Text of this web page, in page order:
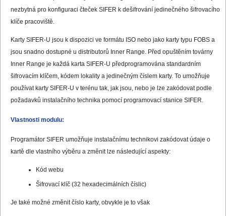
nezbytná pro konfiguraci čteček SIFER k dešifrování jedinečného šifrovacího
klíče pracoviště.
Karty SIFER-U jsou k dispozici ve formátu ISO nebo jako karty typu FOBS a
jsou snadno dostupné u distributorů Inner Range. Před opuštěním továrny
Inner Range je každá karta SIFER-U předprogramována standardním
šifrovacím klíčem, kódem lokality a jedinečným číslem karty. To umožňuje
používat karty SIFER-U v terénu tak, jak jsou, nebo je lze zakódovat podle
požadavků instalačního technika pomocí programovací stanice SIFER.
Vlastnosti modulu:
Programátor SIFER umožňuje instalačnímu technikovi zakódovat údaje o
kartě dle vlastního výběru a změnit lze následující aspekty:
Kód webu
Šifrovací klíč (32 hexadecimálních číslic)
Je také možné změnit číslo karty, obvykle je to však